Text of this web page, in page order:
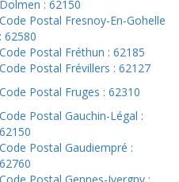
Dolmen : 62150
Code Postal Fresnoy-En-Gohelle
: 62580
Code Postal Fréthun : 62185
Code Postal Frévillers : 62127
Code Postal Fruges : 62310
Code Postal Gauchin-Légal :
62150
Code Postal Gaudiempré :
62760